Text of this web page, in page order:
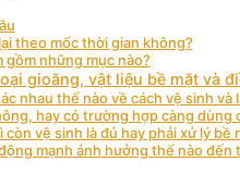
theo mốc thời gian không?
những mục nào?
gioăng, vật liệu bề mặt và
nhau thế nào về cách vệ sinh và
hay có trường hợp càng dùng
vệ sinh là đủ hay phải xử lý bề
mạnh ảnh hưởng thế nào đến